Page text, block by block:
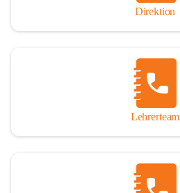
Direktion
Lehrerteam